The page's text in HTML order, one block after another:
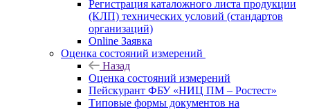
Регистрация каталожного листа продукции
(КЛП) технических условий (стандартов
организаций)
Online Заявка
Оценка состояний измерений
Назад
Оценка состояний измерений
Пейскурант ФБУ «НИЦ ПМ – Ростест»
Типовые формы документов на